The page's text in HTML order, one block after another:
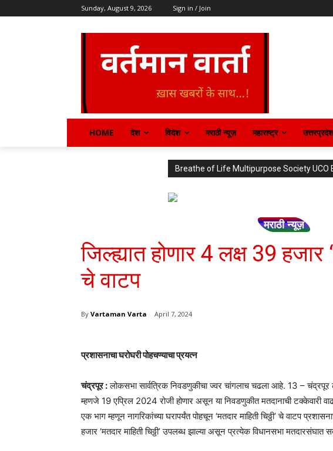
Sunday, August 9, 2026 Sign in / Join
HOME देश विदेश मराठी न्यूज़ महाराष्ट्र उत्तरप्रदेश
Breathe of Life Multipurpose Society UCO
मराठी न्यूज़
जिल्ह्यात होणार 4 लक्ष 39 हजार
चे वाटप
By Vartaman Varta April 7, 2024
प्रशासनाचा घरोघरी पोहचण्याचा प्रयत्न
चंद्रपूर :लोकसभा सार्वत्रिक निवडणुकीचा ज्वर चांगलाच चढला आहे. 13 – चंद्रपूर
म्हणजे 19 एप्रिल 2024 रोजी होणार असून या निवडणुकीत मतदानाची टक्केवारी
एक भाग म्हणून नागरिकांच्या घरापर्यंत पोहचून ‘मतदार माहिती चिठ्ठी’ चे वाटप
हजार ‘मतदार माहिती चिठ्ठी’ उपलब्ध झाल्या असून प्रत्येक विधानसभा मतदारसंघात